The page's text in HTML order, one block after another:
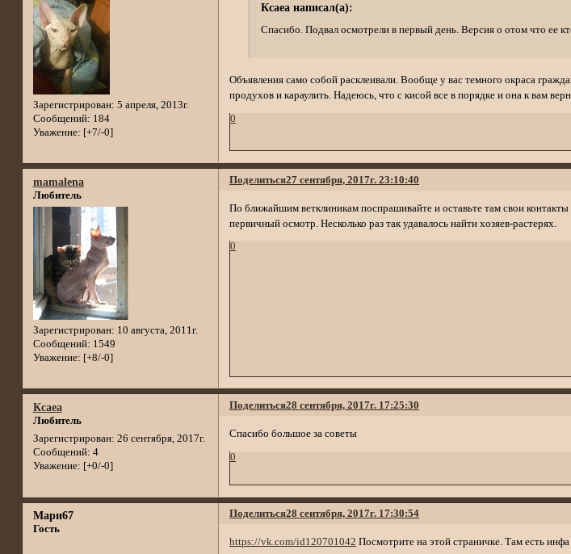
Зарегистрирован: 5 апреля, 2013г.
Сообщений: 184
Уважение: [+7/-0]
Ксаеа написал(а):
Спасибо. Подвал осмотрели в первый день. Версия о отом что ее
Объявления само собой расклеивали. Вообще у вас темного окраса
продухов и караулить. Надеюсь, что с кисой все в порядке и она к вам
0
Поделиться27 сентября, 2017г. 23:10:40
mamalena
Любитель
Зарегистрирован: 10 августа, 2011г.
Сообщений: 1549
Уважение: [+8/-0]
По ближайшим ветклиникам поспрашивайте и оставьте там свои
первичный осмотр. Несколько раз так удавалось найти хозяев-растерях.
0
Поделиться28 сентября, 2017г. 17:25:30
Ксаеа
Любитель
Зарегистрирован: 26 сентября, 2017г.
Сообщений: 4
Уважение: [+0/-0]
Спасибо большое за советы
0
Поделиться28 сентября, 2017г. 17:30:54
Мари67
Гость
https://vk.com/id120701042 Посмотрите на этой страничке. Там есть